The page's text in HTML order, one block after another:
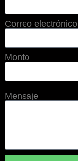
Correo electrónico
Monto
Mensaje